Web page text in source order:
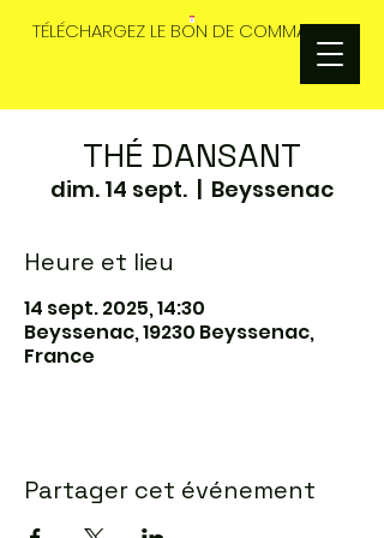
TÉLÉCHARGEZ LE BON DE COMMANDES
THÉ DANSANT
dim. 14 sept.
  |
Beyssenac
Heure et lieu
14 sept. 2025, 14:30
Beyssenac, 19230 Beyssenac,
France
Partager cet événement